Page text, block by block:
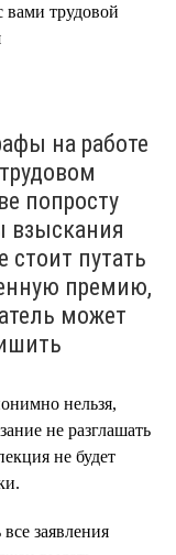
вами трудовой
на работе
попросту
взыскания
стоит путать
премию,
может
нельзя,
не разглашать
не будет
заявления